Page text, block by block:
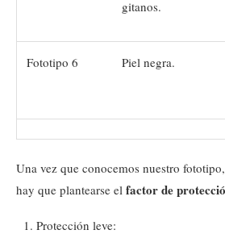
gitanos.
Fototipo 6 Piel negra.
Una vez que conocemos nuestro fototipo,
hay que plantearse el factor de
Protección leve: